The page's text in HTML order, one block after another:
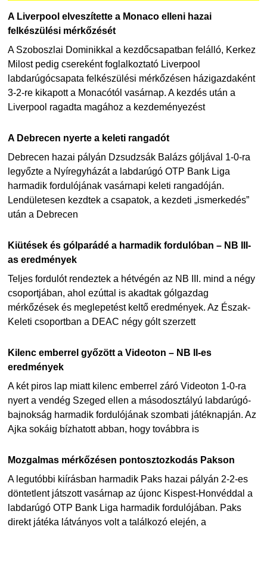
A Liverpool elveszítette a Monaco elleni hazai
felkészülési mérkőzését
A Szoboszlai Dominikkal a kezdőcsapatban felálló, Kerkez
Milost pedig csereként foglalkoztató Liverpool
labdarúgócsapata felkészülési mérkőzésen házigazdaként
3-2-re kikapott a Monacótól vasárnap. A kezdés után a
Liverpool ragadta magához a kezdeményezést
A Debrecen nyerte a keleti rangadót
Debrecen hazai pályán Dzsudzsák Balázs góljával 1-0-ra
legyőzte a Nyíregyházát a labdarúgó OTP Bank Liga
harmadik fordulójának vasárnapi keleti rangadóján.
Lendületesen kezdtek a csapatok, a kezdeti „ismerkedés”
után a Debrecen
Kiütések és gólparádé a harmadik fordulóban – NB III-
as eredmények
Teljes fordulót rendeztek a hétvégén az NB III. mind a négy
csoportjában, ahol ezúttal is akadtak gólgazdag
mérkőzések és meglepetést keltő eredmények. Az Észak-
Keleti csoportban a DEAC négy gólt szerzett
Kilenc emberrel győzött a Videoton – NB II-es
eredmények
A két piros lap miatt kilenc emberrel záró Videoton 1-0-ra
nyert a vendég Szeged ellen a másodosztályú labdarúgó-
bajnokság harmadik fordulójának szombati játéknapján. Az
Ajka sokáig bízhatott abban, hogy továbbra is
Mozgalmas mérkőzésen pontosztozkodás Pakson
A legutóbbi kiírásban harmadik Paks hazai pályán 2-2-es
döntetlent játszott vasárnap az újonc Kispest-Honvéddal a
labdarúgó OTP Bank Liga harmadik fordulójában. Paks
direkt játéka látványos volt a találkozó elején, a